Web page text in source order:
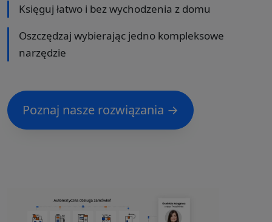
Księguj łatwo i bez wychodzenia z domu
Oszczędzaj wybierając jedno kompleksowe
narzędzie
Poznaj nasze rozwiązania →